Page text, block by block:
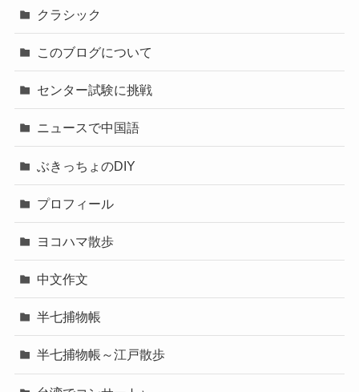
クラシック
このブログについて
センター試験に挑戦
ニュースで中国語
ぶきっちょのDIY
プロフィール
ヨコハマ散歩
中文作文
半七捕物帳
半七捕物帳～江戸散歩